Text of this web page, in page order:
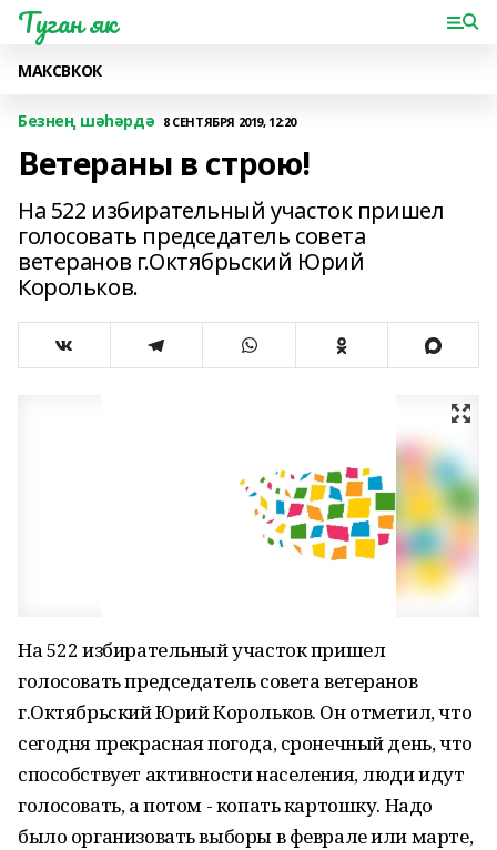
Туган як
МАКСВКОК
Безнең шәһәрдә 8 СЕНТЯБРЯ 2019, 12:20
Ветераны в строю!
На 522 избирательный участок пришел
голосовать председатель совета
ветеранов г.Октябрьский Юрий
Корольков.
На 522 избирательный участок пришел
голосовать председатель совета ветеранов
г.Октябрьский Юрий Корольков. Он отметил, что
сегодня прекрасная погода, сронечный день, что
способствует активности населения, люди идут
голосовать, а потом - копать картошку. Надо
было организовать выборы в феврале или марте,